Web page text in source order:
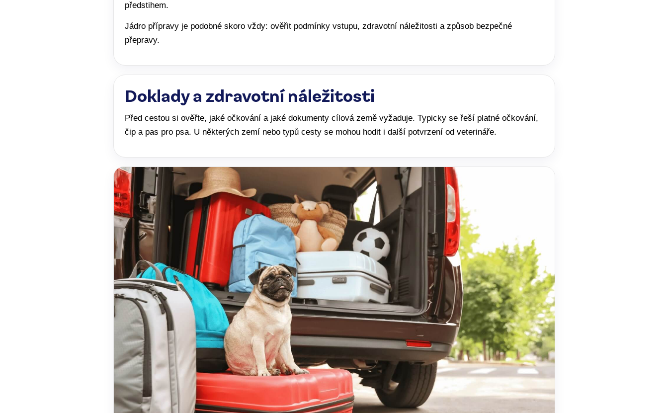
předstihem.
Jádro přípravy je podobné skoro vždy: ověřit podmínky vstupu, zdravotní náležitosti a způsob bezpečné
přepravy.
Doklady a zdravotní náležitosti
Před cestou si ověřte, jaké očkování a jaké dokumenty cílová země vyžaduje. Typicky se řeší platné očkování,
čip a pas pro psa. U některých zemí nebo typů cesty se mohou hodit i další potvrzení od veterináře.